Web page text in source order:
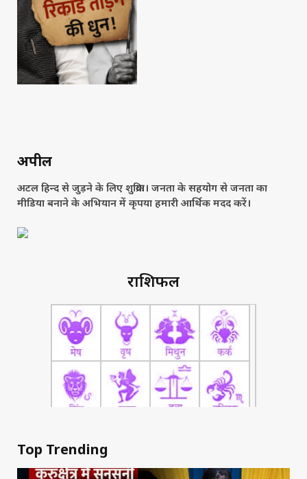
अपील
अटल हिन्द से जुड़ने के लिए शुक्रिया। जनता के सहयोग से जनता का
मीडिया बनाने के अभियान में कृपया हमारी आर्थिक मदद करें।
राशिफल
Top Trending